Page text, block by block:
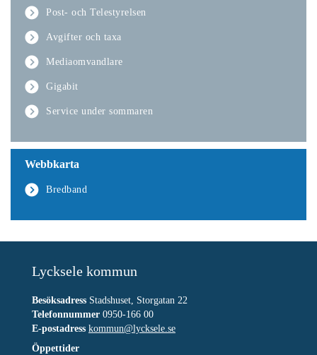
Post- och Telestyrelsen
Avgifter och taxa
Mediaomvandlare
Gigabit
Service under sommaren
Webbkarta
Bredband
Lycksele kommun
Besöksadress Stadshuset, Storgatan 22
Telefonnummer 0950-166 00
E-postadress kommun@lycksele.se
Öppettider